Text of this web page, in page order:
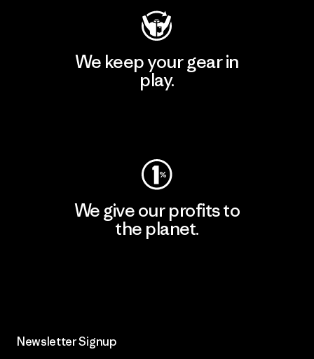
We keep your gear in
play.
We give our profits to
the planet.
Newsletter Signup